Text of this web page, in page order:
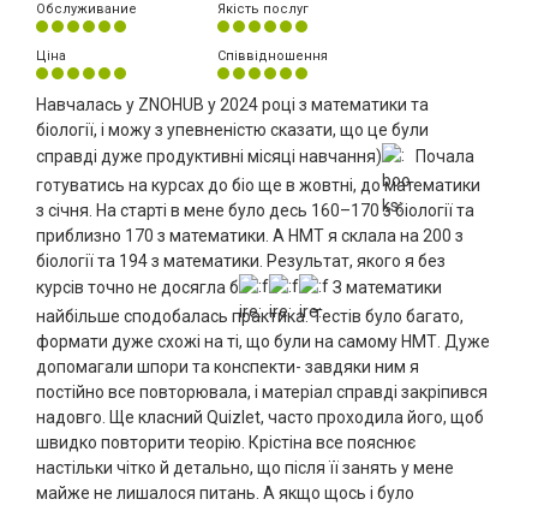
Обслуживание Якість послуг
Ціна Співвідношення
Навчалась у ZNOHUB у 2024 році з математики та
біології, і можу з упевненістю сказати, що це були
справді дуже продуктивні місяці навчання)
Почала
готуватись на курсах до біо ще в жовтні, до математики
з січня. На старті в мене було десь 160–170 з біології та
приблизно 170 з математики. А НМТ я склала на 200 з
біології та 194 з математики. Результат, якого я без
курсів точно не досягла б
З математики
найбільше сподобалась практика. Тестів було багато,
формати дуже схожі на ті, що були на самому НМТ. Дуже
допомагали шпори та конспекти- завдяки ним я
постійно все повторювала, і матеріал справді закріпився
надовго. Ще класний Quizlet, часто проходила його, щоб
швидко повторити теорію. Крістіна все пояснює
настільки чітко й детально, що після її занять у мене
майже не лишалося питань. А якщо щось і було